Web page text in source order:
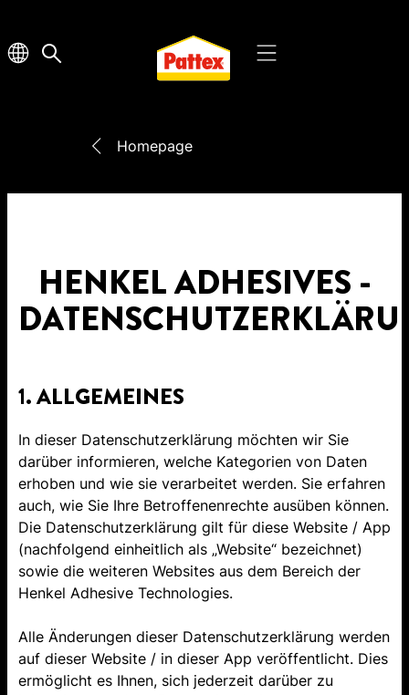
Homepage
HENKEL ADHESIVES -
1. ALLGEMEINES
In dieser Datenschutzerklärung möchten wir Sie
darüber informieren, welche Kategorien von Daten
erhoben und wie sie verarbeitet werden. Sie erfahren
auch, wie Sie Ihre Betroffenenrechte ausüben können.
Die Datenschutzerklärung gilt für diese Website / App
(nachfolgend einheitlich als „Website“ bezeichnet)
sowie die weiteren Websites aus dem Bereich der
Henkel Adhesive Technologies.
Alle Änderungen dieser Datenschutzerklärung werden
auf dieser Website / in dieser App veröffentlicht. Dies
ermöglicht es Ihnen, sich jederzeit darüber zu